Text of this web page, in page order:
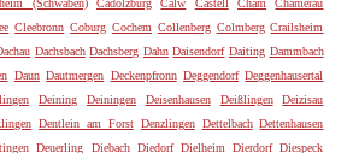
(Schwaben) Cadolzburg Calw Castell Cham
Chamerau
Cleebronn Coburg Cochem Collenberg Colmberg Crailsheim
Dachsbach Dachsberg Dahn Daisendorf Daiting Dammbach
Daun Dautmergen Deckenpfronn Deggendorf Deggenhausertal
Deining Deiningen Deisenhausen Deißlingen
Deizisau
Dentlein am Forst Denzlingen Dettelbach Dettenhausen
Deuerling Diebach Diedorf Dielheim Dierdorf Diespeck